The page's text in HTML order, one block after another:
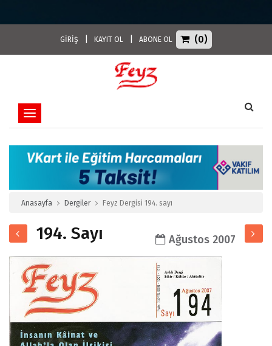
GİRİŞ KAYIT OL ABONE OL (0)
Toggle navigation
Anasayfa Dergiler Feyz Dergisi 194. sayı
194. Sayı Ağustos 2007